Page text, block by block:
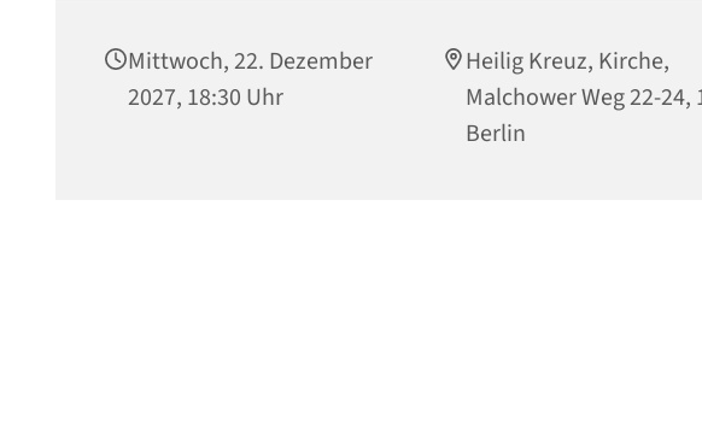
Mittwoch, 22. Dezember
2027, 18:30 Uhr
Heilig Kreuz, Kirche,
Malchower Weg 22-24,
Berlin